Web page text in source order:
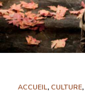
ACCUEIL, CULTURE,